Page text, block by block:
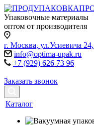
Упаковочные материалы
оптом от производителя
г. Москва, ул.Усиевича
info@optima-upak.ru
+7 (929) 626 73 96
Заказать звонок
Каталог